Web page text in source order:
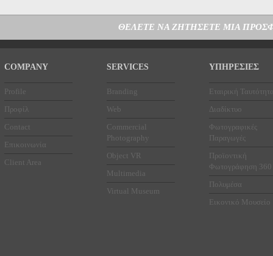
ΘΕΛΕΤΕ ΝΑ ΖΗΤΗΣΕΤΕ ΜΙΑ
COMPANY
Profile
Προφίλ
Contact
Επικοινωνία
Client Area
SERVICES
Branding
Web
Commercial
Photography
Object VR
Multimedia
Virtual Museum
ΥΠΗΡΕΣΙΕΣ
Εταιρική
Διαδίκτυο
Φωτογραφικές
Παραγωγές
Προϊοντική
Φωτογράφηση 360
Πολυμέσα
Εικονικό Μουσείο